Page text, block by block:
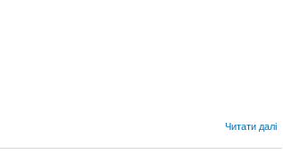
Читати далі